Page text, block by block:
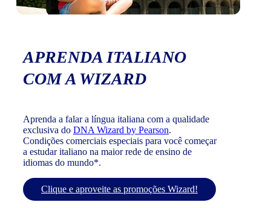
APRENDA ITALIANO
COM A WIZARD
Aprenda a falar a língua italiana com a qualidade
exclusiva do DNA Wizard by Pearson.
Condições comerciais especiais para você começar
a estudar italiano na maior rede de ensino de
idiomas do mundo*.
Clique e aproveite as promoções Wizard!